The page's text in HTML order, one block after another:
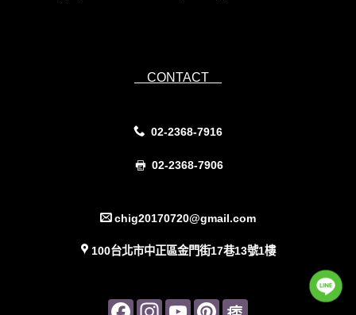
CONTACT
02-2368-7916
02-2368-7906
chig20170720@gmail.com
100台北市中正區金門街17巷13號1樓
FacebookInstagramYouTubePinterest